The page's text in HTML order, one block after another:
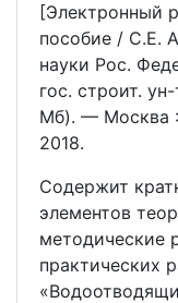
[Электронный
пособие / С.Е.
науки Рос.
гос. строит.
Мб). — Москва
2018.
Содержит
элементов
методические
практических